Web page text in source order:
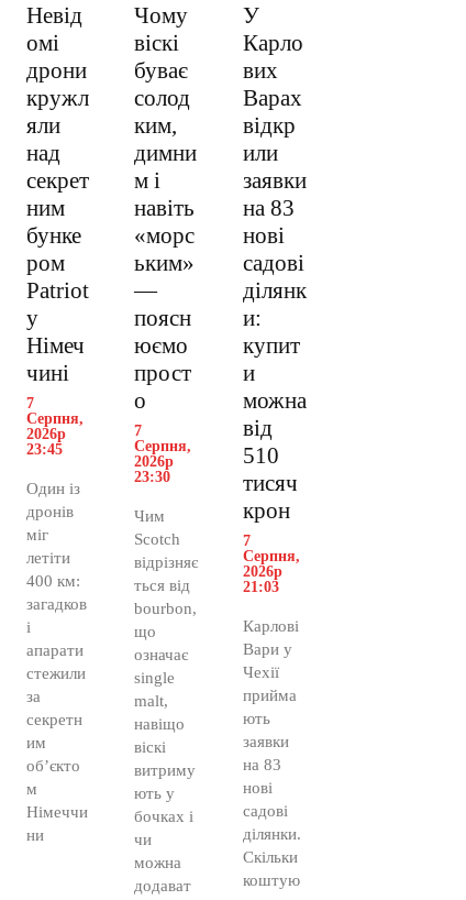
Невід
омі
дрони
кружл
яли
над
секрет
ним
бунке
ром
Patriot
у
Німеч
чині
7
Серпня,
2026р
23:45
Один із
дронів
міг
летіти
400 км:
загадков
і
апарати
стежили
за
секретн
им
об’єкто
м
Німеччи
ни
Чому
віскі
буває
солод
ким,
димни
м і
навіть
«морс
ьким»
—
поясн
юємо
прост
о
7
Серпня,
2026р
23:30
Чим
Scotch
відрізняє
ться від
bourbon,
що
означає
single
malt,
навіщо
віскі
витриму
ють у
бочках і
чи
можна
додават
У
Карло
вих
Варах
відкр
или
заявки
на 83
нові
садові
ділянк
и:
купит
и
можна
від
510
тисяч
крон
7
Серпня,
2026р
21:03
Карлові
Вари у
Чехії
прийма
ють
заявки
на 83
нові
садові
ділянки.
Скільки
коштую